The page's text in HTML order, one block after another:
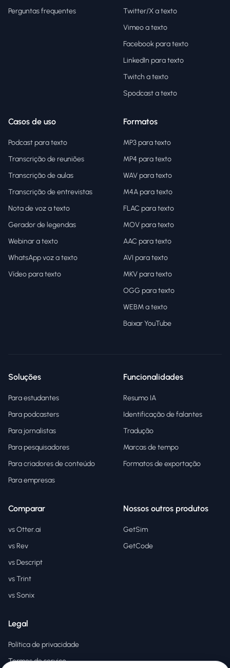
Perguntas frequentes
Twitter/X a texto
Vimeo a texto
Facebook para texto
LinkedIn para texto
Twitch a texto
Spodcast a texto
Casos de uso
Podcast para texto
Transcrição de reuniões
Transcrição de aulas
Transcrição de entrevistas
Nota de voz a texto
Gerador de legendas
Webinar a texto
WhatsApp voz a texto
Vídeo para texto
Formatos
MP3 para texto
MP4 para texto
WAV para texto
M4A para texto
FLAC para texto
MOV para texto
AAC para texto
AVI para texto
MKV para texto
OGG para texto
WEBM a texto
Baixar YouTube
Soluções
Para estudantes
Para podcasters
Para jornalistas
Para pesquisadores
Para criadores de conteúdo
Para empresas
Funcionalidades
Resumo IA
Identificação de falantes
Tradução
Marcas de tempo
Formatos de exportação
Comparar
vs Otter.ai
vs Rev
vs Descript
vs Trint
vs Sonix
Nossos outros produtos
GetSim
GetCode
Legal
Política de privacidade
Termos de serviço